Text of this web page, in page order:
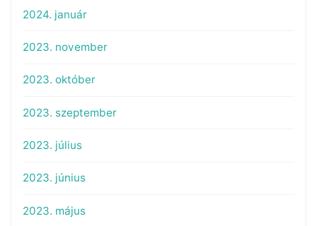
2024. január
2023. november
2023. október
2023. szeptember
2023. július
2023. június
2023. május